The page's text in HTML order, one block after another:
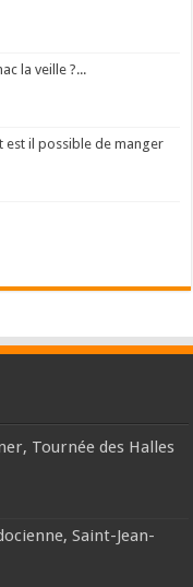
la veille ?...
est il possible de manger
Tournée des Halles
Saint-Jean-